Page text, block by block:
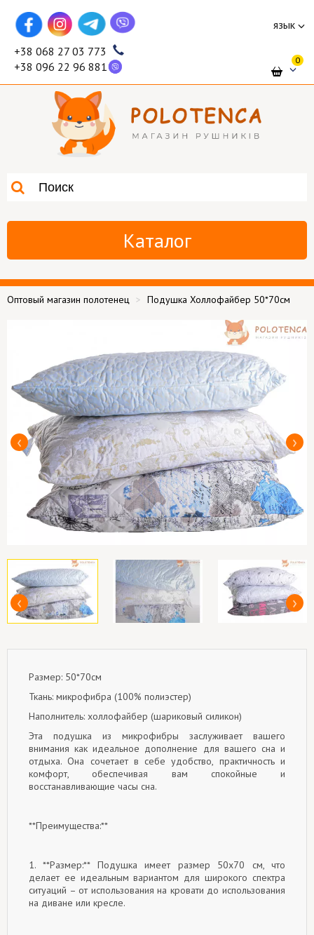
язык
+38 068 27 03 773
+38 096 22 96 881
0
Каталог
Оптовый магазин полотенец Подушка Холлофайбер 50*70см
Размер: 50*70см
Ткань: микрофибра (100% полиэстер)
Наполнитель: холлофайбер (шариковый силикон)
Эта подушка из микрофибры заслуживает вашего
внимания как идеальное дополнение для вашего сна и
отдыха. Она сочетает в себе удобство, практичность и
комфорт, обеспечивая вам спокойные и
восстанавливающие часы сна.
**Преимущества:**
1. **Размер:** Подушка имеет размер 50x70 см, что
делает ее идеальным вариантом для широкого спектра
ситуаций – от использования на кровати до использования
на диване или кресле.